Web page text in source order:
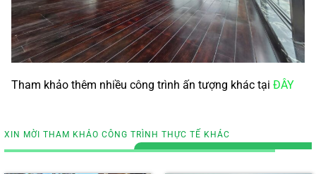
Tham khảo thêm nhiều công trình ấn tượng khác tại ĐÂY
XIN MỜI THAM KHẢO CÔNG TRÌNH THỰC TẾ KHÁC